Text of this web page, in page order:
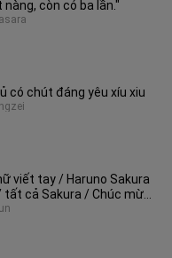
nàng, còn có ba lần."
có chút đáng yêu xíu xiu
viết tay / Haruno Sakura
tất cả Sakura / Chúc mừng